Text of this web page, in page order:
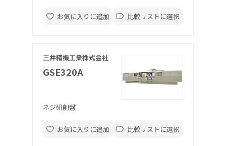
お気に入りに追加 比較リストに選択
三井精機工業株式会社
GSE320A
ネジ研削盤
お気に入りに追加 比較リストに選択